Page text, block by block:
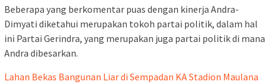
Beberapa yang berkomentar puas dengan kinerja Andra-
Dimyati diketahui merupakan tokoh partai politik, dalam hal
ini Partai Gerindra, yang merupakan juga partai politik di mana
Andra dibesarkan.
Lahan Bekas Bangunan Liar di Sempadan KA Stadion Maulana